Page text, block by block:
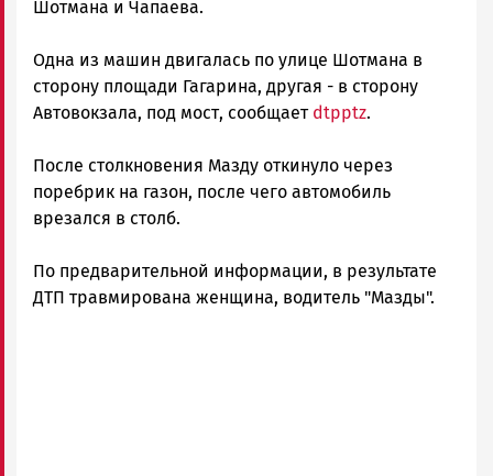
Шотмана и Чапаева.
Одна из машин двигалась по улице Шотмана в
сторону площади Гагарина, другая - в сторону
Автовокзала, под мост, сообщает dtpptz.
После столкновения Мазду откинуло через
поребрик на газон, после чего автомобиль
врезался в столб.
По предварительной информации, в результате
ДТП травмирована женщина, водитель "Мазды".